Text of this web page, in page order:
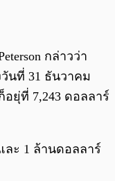
กล่าวว่า
นที่ 31 ธันวาคม
ยุ่ที่ 7,243 ดอลลาร์
ละ 1 ล้านดอลลาร์